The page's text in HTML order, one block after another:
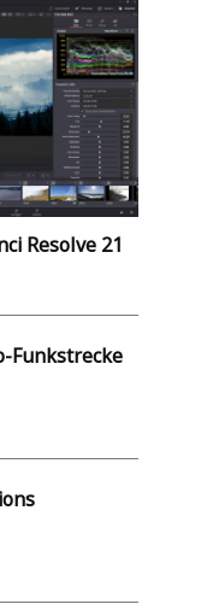
Resolve 21
Funkstrecke